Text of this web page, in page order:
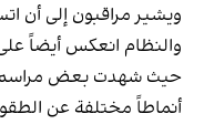
ويشير مراقبون إلى أن
والنظام انعكس أيضاً
حيث شهدت بعض مراسم
أنماطاً مختلفة عن